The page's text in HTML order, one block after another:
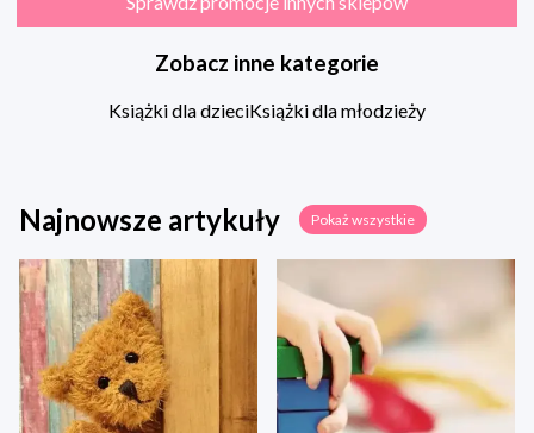
Zobacz inne kategorie
Książki dla dzieciKsiążki dla młodzieży
Najnowsze artykuły Pokaż wszystkie